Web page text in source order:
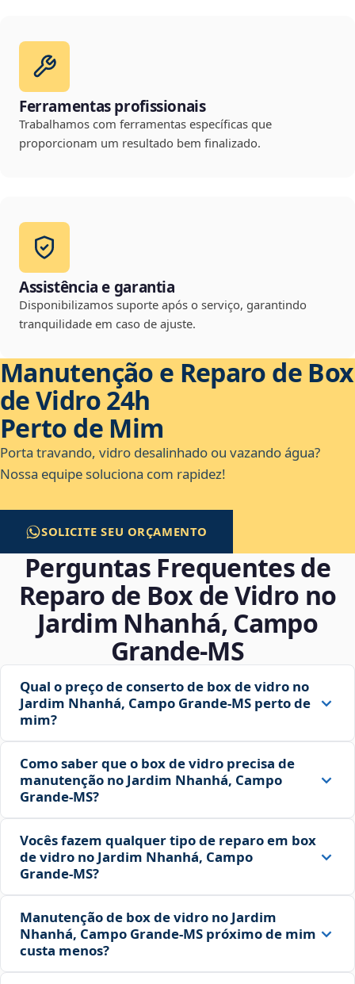
Ferramentas profissionais
Trabalhamos com ferramentas específicas que
proporcionam um resultado bem finalizado.
Assistência e garantia
Disponibilizamos suporte após o serviço, garantindo
tranquilidade em caso de ajuste.
Manutenção e Reparo de Box
de Vidro 24h
Perto de Mim
Porta travando, vidro desalinhado ou vazando água?
Nossa equipe soluciona com rapidez!
SOLICITE SEU ORÇAMENTO
Perguntas Frequentes de
Reparo de Box de Vidro no
Jardim Nhanhá, Campo
Grande‑MS
Qual o preço de conserto de box de vidro no
Jardim Nhanhá, Campo Grande‑MS perto de
mim?
Como saber que o box de vidro precisa de
manutenção no Jardim Nhanhá, Campo
Grande‑MS?
Vocês fazem qualquer tipo de reparo em box
de vidro no Jardim Nhanhá, Campo
Grande‑MS?
Manutenção de box de vidro no Jardim
Nhanhá, Campo Grande‑MS próximo de mim
custa menos?